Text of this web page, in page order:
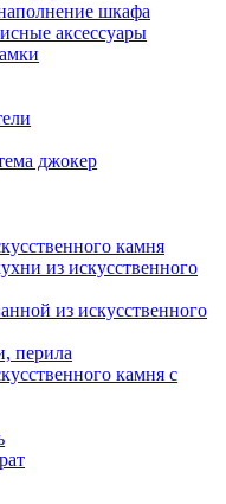
шкафа
аксессуары
джокер
камня
из искусственного
из искусственного
перила
камня с